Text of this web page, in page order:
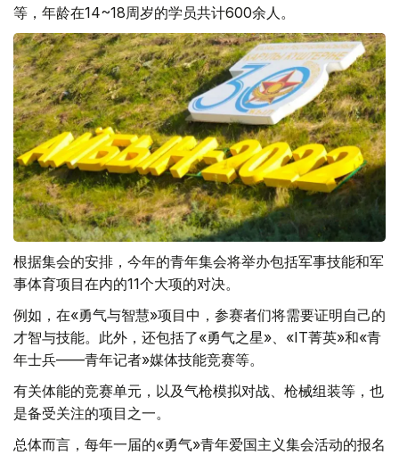
等，年龄在14~18周岁的学员共计600余人。
根据集会的安排，今年的青年集会将举办包括军事技能和军
事体育项目在内的11个大项的对决。
例如，在«勇气与智慧»项目中，参赛者们将需要证明自己的
才智与技能。此外，还包括了«勇气之星»、«IT菁英»和«青
年士兵——青年记者»媒体技能竞赛等。
有关体能的竞赛单元，以及气枪模拟对战、枪械组装等，也
是备受关注的项目之一。
总体而言，每年一届的«勇气»青年爱国主义集会活动的报名